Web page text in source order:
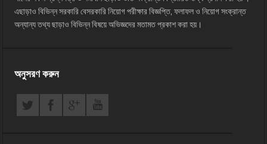
এছাড়াও বিভিন্ন সরকারি বেসরকারি নিয়োগ পরীক্ষার বিজ্ঞপ্তি, ফলাফল ও নিয়োগ সংক্রান্ত
অন্যান্য তথ্য ছাড়াও বিভিন্ন বিষয়ে অভিজ্ঞদের মতামত প্রকাশ করা হয়।
অনুসরণ করুন